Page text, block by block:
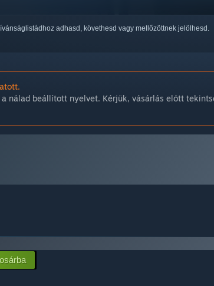
adhasd, követhesd vagy mellőzöttnek jelölhesd.
a nálad beállított nyelvet. Kérjük, vásárlás előtt